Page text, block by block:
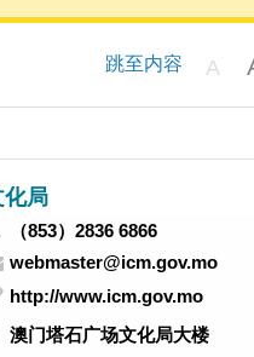
跳至内容 A
化局
（853）2836 6866
webmaster@icm.gov.mo
http://www.icm.gov.mo
澳门塔石广场文化局大楼